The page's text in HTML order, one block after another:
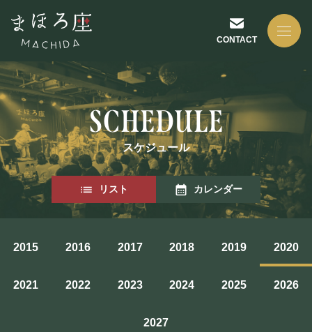
CONTACT
NEWS
お知らせ
ABOUT US
まほろ座について
スケジュール
リスト カレンダー
2015 2016 2017 2018 2019 2020
2021 2022 2023 2024 2025 2026
2027